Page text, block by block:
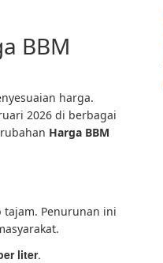
BBM
harga.
2026 di berbagai
Harga BBM
tajam. Penurunan ini
liter.